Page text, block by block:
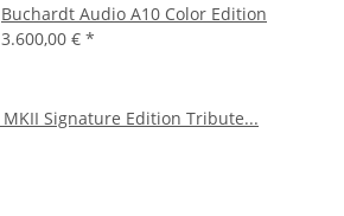
Buchardt Audio A10 Color Edition
3.600,00 € *